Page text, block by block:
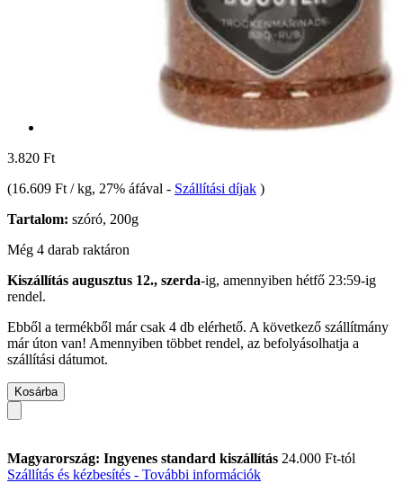
3.820 Ft
(16.609 Ft / kg, 27% áfával - Szállítási díjak )
Tartalom: szóró, 200g
Még 4 darab raktáron
Kiszállítás augusztus 12., szerda-ig, amennyiben hétfő 23:59-ig
rendel.
Ebből a termékből már csak 4 db elérhető. A következő szállítmány
már úton van! Amennyiben többet rendel, az befolyásolhatja a
szállítási dátumot.
Kosárba
Magyarország: Ingyenes standard kiszállítás 24.000 Ft-tól
Szállítás és kézbesítés - További információk